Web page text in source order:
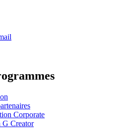
Corporate
G Creator